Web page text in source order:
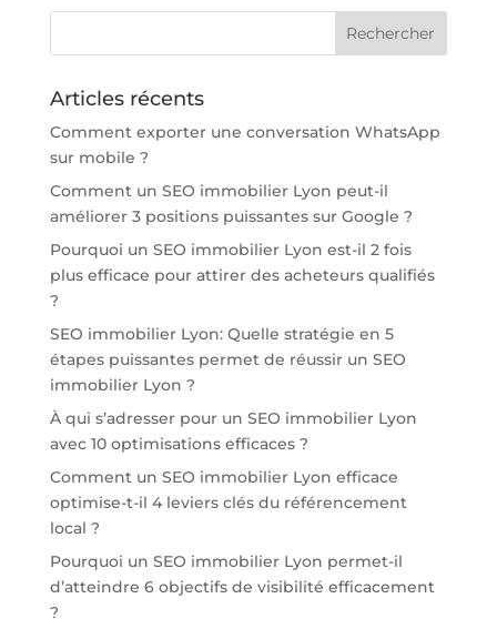
Articles récents
Comment exporter une conversation WhatsApp
sur mobile ?
Comment un SEO immobilier Lyon peut-il
améliorer 3 positions puissantes sur Google ?
Pourquoi un SEO immobilier Lyon est-il 2 fois
plus efficace pour attirer des acheteurs qualifiés
?
SEO immobilier Lyon: Quelle stratégie en 5
étapes puissantes permet de réussir un SEO
immobilier Lyon ?
À qui s’adresser pour un SEO immobilier Lyon
avec 10 optimisations efficaces ?
Comment un SEO immobilier Lyon efficace
optimise-t-il 4 leviers clés du référencement
local ?
Pourquoi un SEO immobilier Lyon permet-il
d’atteindre 6 objectifs de visibilité efficacement
?